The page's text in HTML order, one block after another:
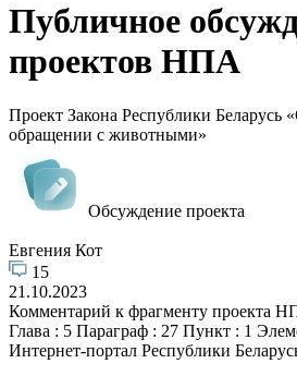
Публичное
проектов НПА
Проект Закона Республики Беларусь
обращении с животными»
Обсуждение проекта
Евгения Кот
15
21.10.2023
Комментарий к фрагменту проекта
Глава : 5 Параграф : 27 Пункт : 1
Интернет-портал Республики